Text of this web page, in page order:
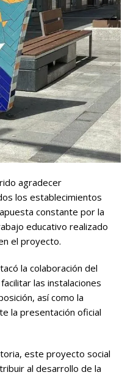
agradecer
los establecimientos
constante por la
educativo realizado
el proyecto.
la colaboración del
las instalaciones
así como la
la presentación oficial
este proyecto social
al desarrollo de la